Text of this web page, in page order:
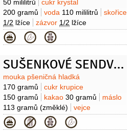
1/2kusu strouhanka 2 lžíce
olej
2 lžíce
česnek 2 stroužky
50 mililitrů
cukr krystal
200 gramů
voda 110 mililitrů
skořice
1/2 lžíce zázvor 1/2 lžíce
(mletý)
hřebíček
(mletý)
nové koření1/2lžíce
Kategorie
SUŠENKOVÉ SENDVIČE
Suroviny
mouka pšeničná hladká
170 gramů
cukr krupice
150 gramů
kakao 30 gramů
máslo
113 gramů (změklé)
vejce
1 kus
vanilkový extrakt
soda1 lžička
kypřící prášek do
Kategorie